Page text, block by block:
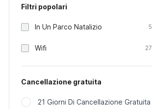
Filtri popolari
In Un Parco Natalizio 5
Wifi 27
Cancellazione gratuita
21 Giorni Di Cancellazione Gratuita